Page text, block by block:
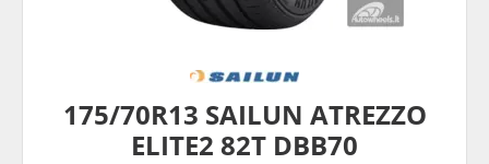
175/70R13 SAILUN ATREZZO
ELITE2 82T DBB70